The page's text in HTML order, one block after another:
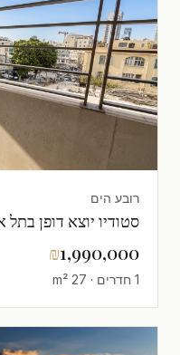
רובע הים
סטודיו יוצא דופן
₪1,990,000
1 חדרים · 27 m²